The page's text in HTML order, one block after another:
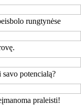
rungtynėse
potencialą?
praleisti!